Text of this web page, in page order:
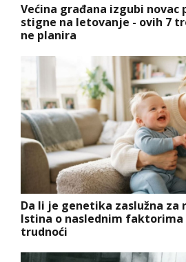
Većina građana izgubi novac
stigne na letovanje - ovih 7
ne planira
Da li je genetika zaslužna za
Istina o naslednim faktorima
trudnoći